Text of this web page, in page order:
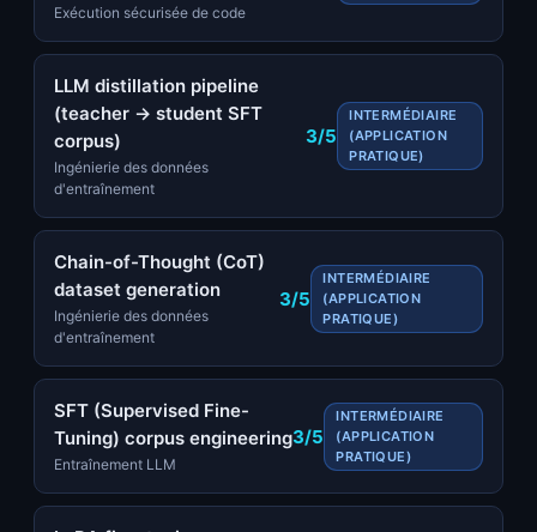
Exécution sécurisée de code
LLM distillation pipeline
(teacher → student SFT
corpus)
Ingénierie des données
d'entraînement
3/5
INTERMÉDIAIRE
(APPLICATION
PRATIQUE)
Chain-of-Thought (CoT)
dataset generation
Ingénierie des données
d'entraînement
3/5
INTERMÉDIAIRE
(APPLICATION
PRATIQUE)
SFT (Supervised Fine-
Tuning) corpus engineering
Entraînement LLM
3/5
INTERMÉDIAIRE
(APPLICATION
PRATIQUE)